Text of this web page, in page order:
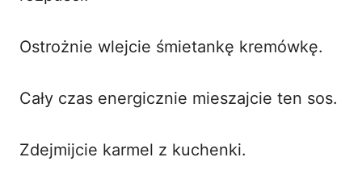
Ostrożnie wlejcie śmietankę kremówkę.
Cały czas energicznie mieszajcie ten sos.
Zdejmijcie karmel z kuchenki.